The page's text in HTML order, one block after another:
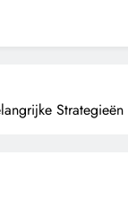
Strategieën